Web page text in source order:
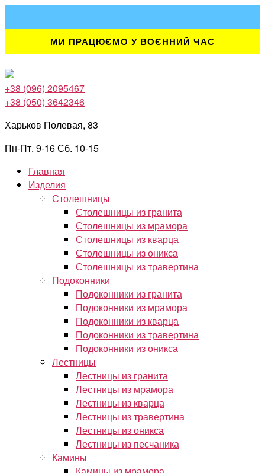
содержимомуМИ ПРАЦЮЄМО У ВОЄННИЙ ЧАС
+38 (096) 2095467
+38 (050) 3642346
Харьков Полевая, 83
Пн-Пт. 9-16 Сб. 10-15
Главная
Изделия
Столешницы
Столешницы из гранита
Столешницы из мрамора
Столешницы из кварца
Столешницы из оникса
Столешницы из травертина
Подоконники
Подоконники из гранита
Подоконники из мрамора
Подоконники из кварца
Подоконники из травертина
Подоконники из оникса
Лестницы
Лестницы из гранита
Лестницы из мрамора
Лестницы из кварца
Лестницы из травертина
Лестницы из оникса
Лестницы из песчаника
Камины